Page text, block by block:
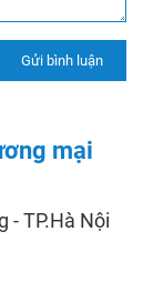
mại
- TP.Hà Nội